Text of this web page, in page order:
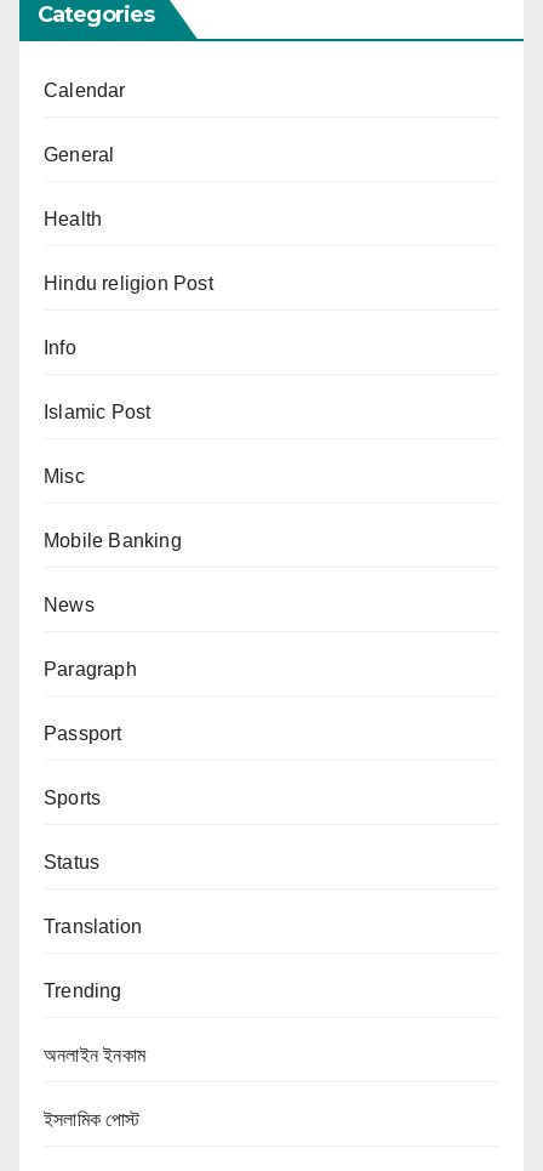
Categories
Calendar
General
Health
Hindu religion Post
Info
Islamic Post
Misc
Mobile Banking
News
Paragraph
Passport
Sports
Status
Translation
Trending
অনলাইন ইনকাম
ইসলামিক পোস্ট